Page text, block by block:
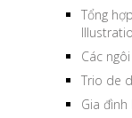
Tổng
Các
Trio de
Gia đình